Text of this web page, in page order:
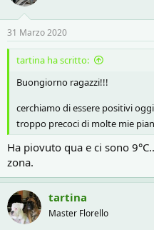
31 Marzo 2020
tartina ha scritto:
Buongiorno ragazzi!!!
cerchiamo di essere positivi
troppo precoci di molte mie
Ha piovuto qua e ci sono
zona.
tartina
Master Florello